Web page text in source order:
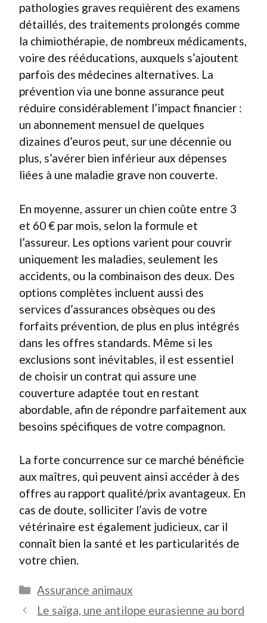
pathologies graves requièrent des examens
détaillés, des traitements prolongés comme
la chimiothérapie, de nombreux médicaments,
voire des rééducations, auxquels s’ajoutent
parfois des médecines alternatives. La
prévention via une bonne assurance peut
réduire considérablement l’impact financier :
un abonnement mensuel de quelques
dizaines d’euros peut, sur une décennie ou
plus, s’avérer bien inférieur aux dépenses
liées à une maladie grave non couverte.
En moyenne, assurer un chien coûte entre 3
et 60 € par mois, selon la formule et
l’assureur. Les options varient pour couvrir
uniquement les maladies, seulement les
accidents, ou la combinaison des deux. Des
options complètes incluent aussi des
services d’assurances obsèques ou des
forfaits prévention, de plus en plus intégrés
dans les offres standards. Même si les
exclusions sont inévitables, il est essentiel
de choisir un contrat qui assure une
couverture adaptée tout en restant
abordable, afin de répondre parfaitement aux
besoins spécifiques de votre compagnon.
La forte concurrence sur ce marché bénéficie
aux maîtres, qui peuvent ainsi accéder à des
offres au rapport qualité/prix avantageux. En
cas de doute, solliciter l’avis de votre
vétérinaire est également judicieux, car il
connaît bien la santé et les particularités de
votre chien.
Catégories
Assurance animaux
Le saïga, une antilope eurasienne au bord